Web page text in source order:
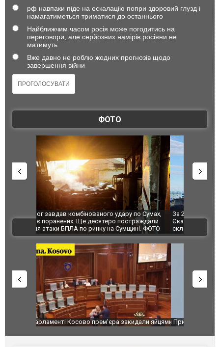
рф навпаки піде на ескалацію попри здоровий глузд і
намагатиметься триматися до останнього
Найближчим часом росія може погодитись на
переговори, але серйозних намірів росіяни не
матимуть
Вже давно не роблю жодних прогнозів щодо
завершення війни
ФОТО
За 2000 кілометрів від кордону з Україною: в
Єкатеринбурзі після атаки дронів загорівся
склад Wildberries. ФОТО. ВІДЕО
"Мої
ВІДЕО
яйцямиПриїхав за паспортом та квартирою": у полон
до українських військових потрапив тезка
зіркового футболіста Мохамеда Салаха
Одесу
ураганним